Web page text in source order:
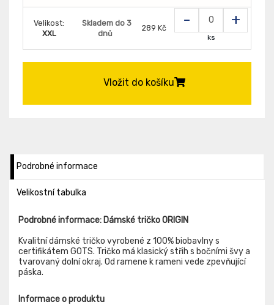
Velikost:
XXL
Skladem do 3
dnů
289 Kč - +
ks
Vložit do košíku
Podrobné informace
Velikostní tabulka
Podrobné informace: Dámské tričko ORIGIN
Kvalitní dámské tričko vyrobené z 100% biobavlny s
certifikátem GOTS. Tričko má klasický střih s bočními švy a
tvarovaný dolní okraj. Od ramene k rameni vede zpevňující
páska.
Informace o produktu